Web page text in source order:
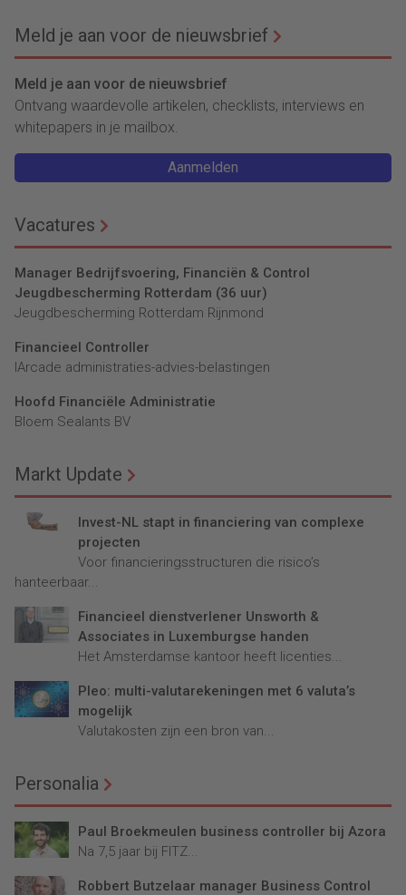
Meld je aan voor de nieuwsbrief
Meld je aan voor de nieuwsbrief
Ontvang waardevolle artikelen, checklists, interviews en
whitepapers in je mailbox.
Aanmelden
Vacatures
Manager Bedrijfsvoering, Financiën & Control
Jeugdbescherming Rotterdam (36 uur)
Jeugdbescherming Rotterdam Rijnmond
Financieel Controller
lArcade administraties-advies-belastingen
Hoofd Financiële Administratie
Bloem Sealants BV
Markt Update
Invest-NL stapt in financiering van complexe
projecten
Voor financieringsstructuren die risico’s
hanteerbaar...
Financieel dienstverlener Unsworth &
Associates in Luxemburgse handen
Het Amsterdamse kantoor heeft licenties...
Pleo: multi-valutarekeningen met 6 valuta’s
mogelijk
Valutakosten zijn een bron van...
Personalia
Paul Broekmeulen business controller bij Azora
Na 7,5 jaar bij FITZ...
Robbert Butzelaar manager Business Control